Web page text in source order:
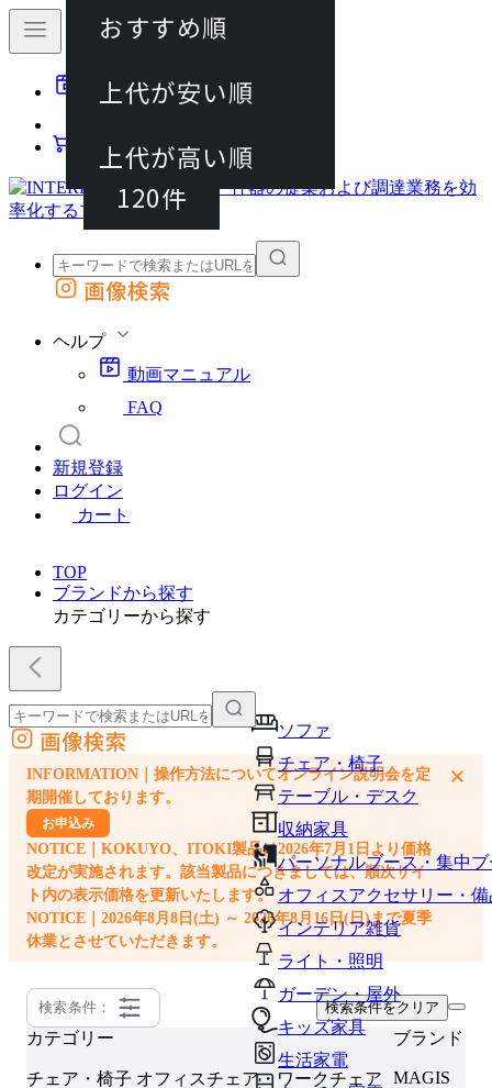
動画マニュアル
カート
外部サイトの商品をカートに追加
画像検索
ヘルプ
動画マニュアル
FAQ
新規登録
ログイン
カート
TOP
ブランドから探す
カテゴリーから探す
ソファ
チェア・椅子
テーブル・デスク
収納家具
パーソナルブース・集中
オフィスアクセサリー・備
インテリア雑貨
ライト・照明
ガーデン・屋外
キッズ家具
生活家電
外部サイトの商品をカートに追加
他のサイトで見つけた商品ページのURLを貼り付けて、カートに追加できます
画像検索
INFORMATION｜操作方法についてオンライン説明会を定
期開催しております。
お申込み
NOTICE｜KOKUYO、ITOKI製品は2026年7月1日より価格
改定が実施されます。該当製品につきましては、順次サイ
ト内の表示価格を更新いたします。
NOTICE｜2026年8月8日(土) ～ 2026年8月16日(日)まで夏季
休業とさせていただきます。
×
検索条件： 検索条件をクリア
カテゴリー
チェア・椅子 オフィスチェア・ワークチェア
ブランド
MAGIS
120件
おすすめ順
上代が安い順
上代が高い順